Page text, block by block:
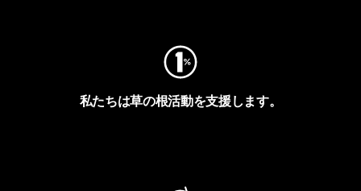
私たちは草の根活動を支援します。